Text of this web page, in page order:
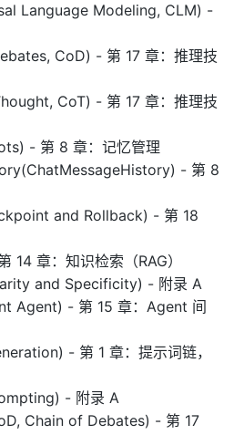
Language Modeling, CLM) -
CoD) - 第 17 章：推理技
CoT) - 第 17 章：推理技
- 第 8 章：记忆管理
- 第 8
and Rollback) - 第 18
14 章：知识检索（RAG）
and Specificity) - 附录 A
Agent) - 第 15 章：Agent 间
- 第 1 章：提示词链，
- 附录 A
Chain of Debates) - 第 17